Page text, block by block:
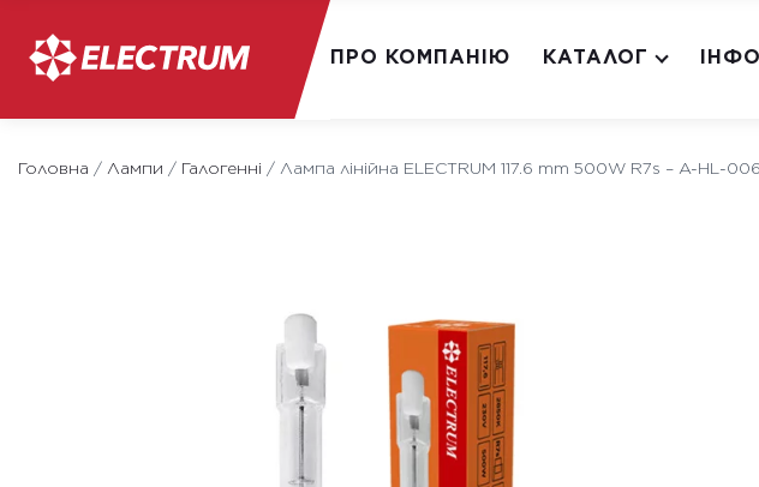
to
ПРО КОМПАНІЮ КАТАЛОГ
Головна / Лампи / Галогенні / Лампа лінійна ELECTRUM 117.6 mm 500W R7s – A-HL-